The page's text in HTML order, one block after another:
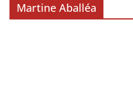
Martine Aballéa